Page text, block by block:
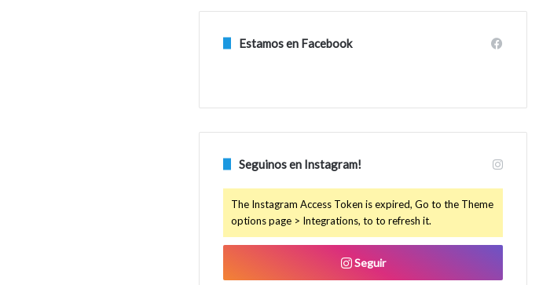
Estamos en Facebook
Seguinos en Instagram!
The Instagram Access Token is expired, Go to the Theme
options page > Integrations, to to refresh it.
Seguir